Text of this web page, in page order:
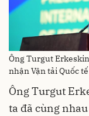
Ông Turgut
nhận Vận tải Quốc
Ông Turgut
ta đã cùng